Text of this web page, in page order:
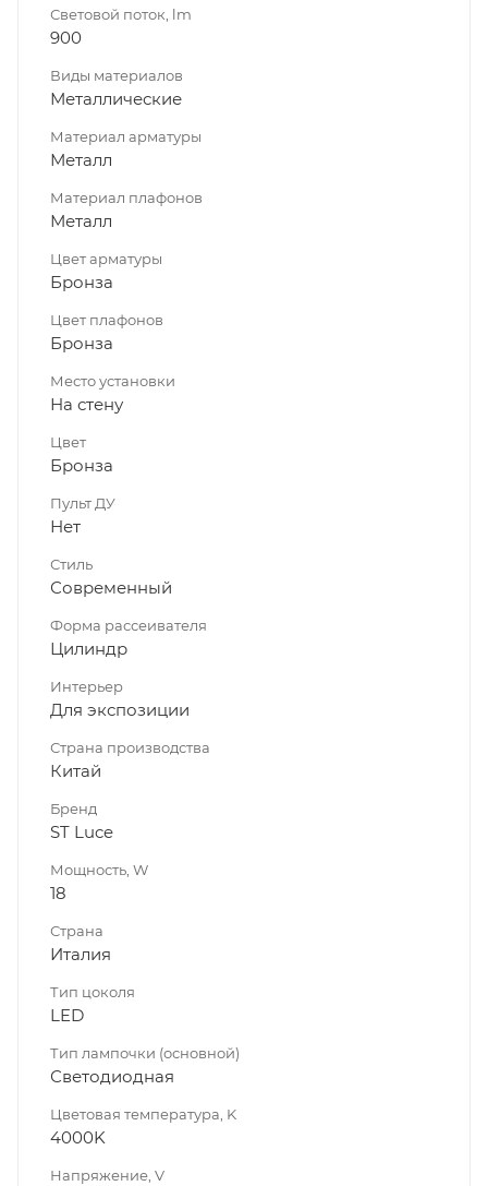
Световой поток, lm
900
Виды материалов
Металлические
Материал арматуры
Металл
Материал плафонов
Металл
Цвет арматуры
Бронза
Цвет плафонов
Бронза
Место установки
На стену
Цвет
Бронза
Пульт ДУ
Нет
Стиль
Современный
Форма рассеивателя
Цилиндр
Интерьер
Для экспозиции
Страна производства
Китай
Бренд
ST Luce
Мощность, W
18
Страна
Италия
Тип цоколя
LED
Тип лампочки (основной)
Светодиодная
Цветовая температура, K
4000K
Напряжение, V